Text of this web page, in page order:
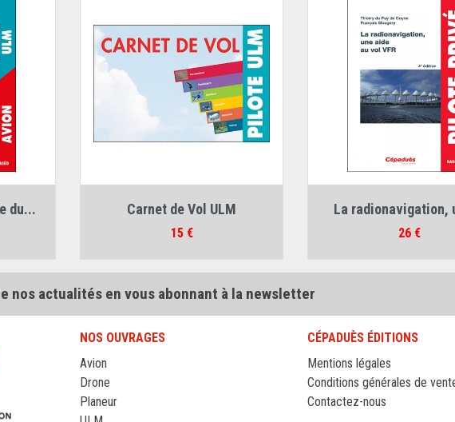
du... Carnet de Vol ULM
Prix
15 €
Thierry du Puy de Goyne,
La radionavigation,
Prix
26 €
nos actualités en vous abonnant à la newsletter
NOS OUVRAGES
Avion
Drone
Planeur
CÉPADUÈS ÉDITIONS
Mentions légales
Conditions générales de
Contactez-nous